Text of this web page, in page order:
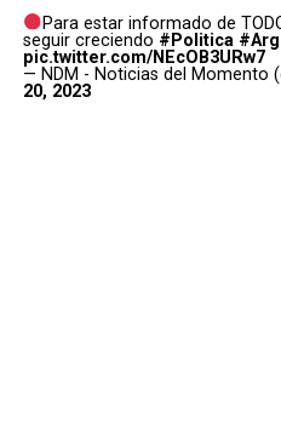
Para estar informado de
seguir creciendo #Politica
pic.twitter.com/NEcOB3URw7
— NDM - Noticias del Momento
20, 2023